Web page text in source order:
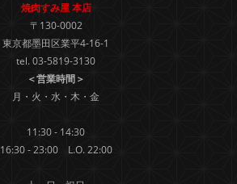
焼肉すみ屋 本店
〒130-0002
東京都墨田区業平4-16-1
tel. 03-5819-3130
＜営業時間＞
月・火・水・木・金
11:30 - 14:30
16:30 - 23:00 L.O. 22:00